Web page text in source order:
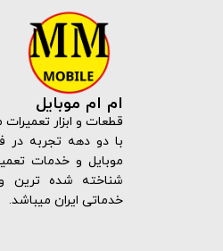
ام ام موبایل
قطعات و ابزار تعمیرات
با دو دهه تجربه در
موبایل و خدمات
شناخته شده ترین
خدماتی ایران میباشد.